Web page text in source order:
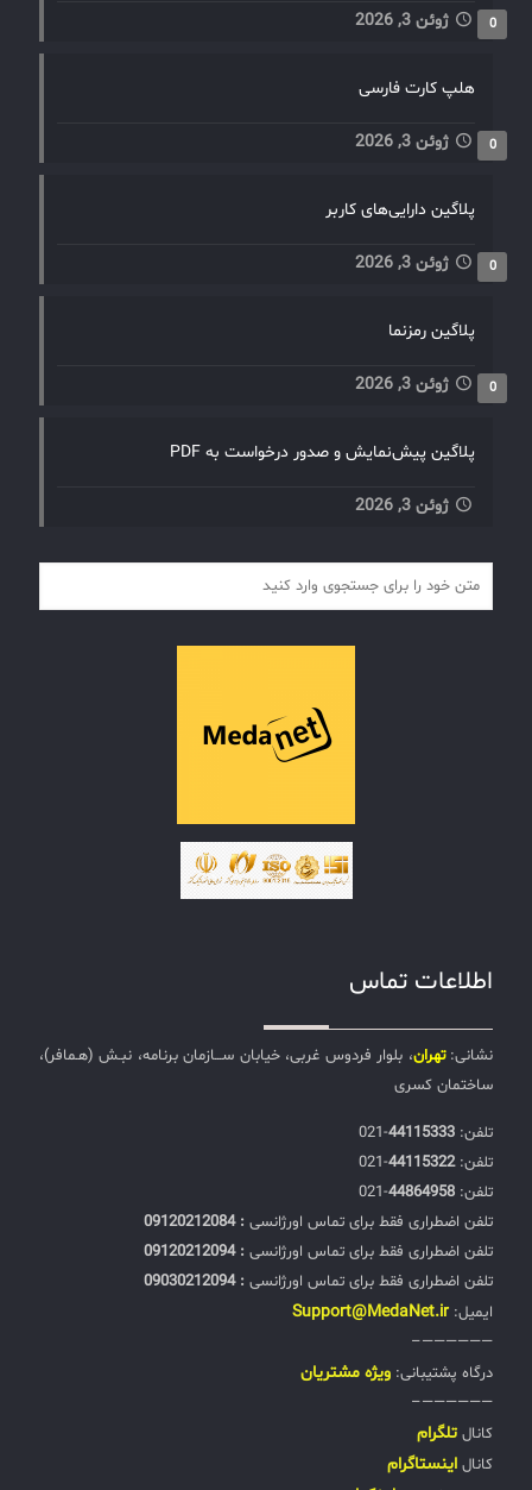
ژوئن 3, 2026 0
هلپ کارت فارسی
ژوئن 3, 2026 0
پلاگین دارایی‌های کاربر
ژوئن 3, 2026 0
پلاگین رمزنما
ژوئن 3, 2026 0
پلاگین پیش‌نمایش و صدور درخواست به PDF
ژوئن 3, 2026
اطلاعات تماس
نشانی:تهران، بلوار فردوس غربی، خیابان ســـازمان برنامه، نبـش (هـمافر)،
ساختمان کسری
تلفن:‌ 44115333
-021
تلفن:‌44115322
-021
تلفن:‌ 44864958
-021
تلفن اضطراری فقط برای تماس اورژانسی : 09120212084
تلفن اضطراری فقط برای تماس اورژانسی : 09120212094
تلفن اضطراری فقط برای تماس اورژانسی : 09030212094
ایمیل: Support@MedaNet.ir
——————–
درگاه پشتیبانی: ويژه مشتریان
——————–
کانال تلگرام
کانال اینستاگرام